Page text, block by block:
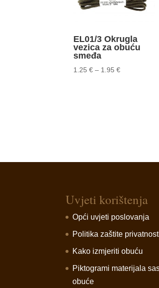
EL01/3 Okrugla
vezica za obuću
smeđa
1.25€ – 1.95€Price
Uvjeti korištenja
Opći uvjeti poslovanja
Politika zaštite
Kako izmjeriti obuću
Piktogrami materijala
obuće